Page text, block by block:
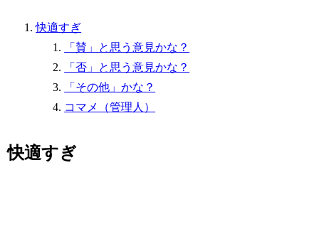
快適すぎ
「賛」と思う意見かな？
「否」と思う意見かな？
「その他」かな？
コマメ（管理人）
快適すぎ